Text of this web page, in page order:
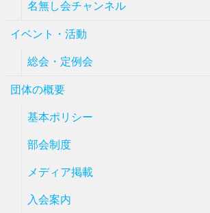
名無し会チャンネル
イベント・活動
総会・定例会
団体の概要
基本ポリシー
部会制度
メディア掲載
入会案内